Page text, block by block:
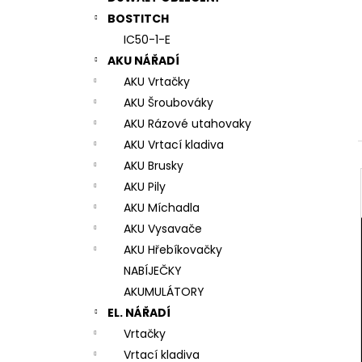
BOSTITCH
IC50-1-E
AKU NÁŘADÍ
AKU Vrtačky
AKU Šroubováky
AKU Rázové utahovaky
AKU Vrtací kladiva
AKU Brusky
AKU Pily
AKU Míchadla
AKU Vysavače
AKU Hřebíkovačky
NABÍJEČKY
AKUMULÁTORY
EL. NÁŘADÍ
Vrtačky
Vrtací kladiva
7# N196034 RYCHLOUPÍNACÍ SKLÍČIDLO
944 Kč